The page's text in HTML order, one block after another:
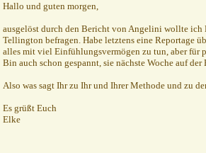
Hallo und guten morgen,
ausgelöst durch den Bericht von Angelini wollte ich
Tellington befragen. Habe letztens eine Reportage
alles mit viel Einfühlungsvermögen zu tun, aber für
Bin auch schon gespannt, sie nächste Woche auf
Also was sagt Ihr zu Ihr und Ihrer Methode und zu
Es grüßt Euch
Elke